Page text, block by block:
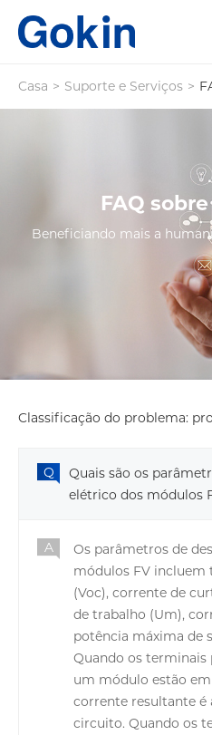
Casa > Suporte e Serviços >
FAQ
Beneficiando mais a
Classificação do problema:
Quais são os
elétrico dos módulos
Os parâmetros de
módulos FV incluem
(Voc), corrente de
de trabalho (Um),
potência máxima de
Quando os
um módulo estão
corrente resultante
circuito. Quando os